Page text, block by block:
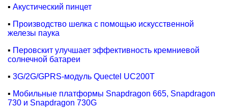
▪ Акустический пинцет
▪ Производство шелка с помощью искусственной
железы паука
▪ Перовскит улучшает эффективность кремниевой
солнечной батареи
▪ 3G/2G/GPRS-модуль Quectel UC200T
▪ Мобильные платформы Snapdragon 665, Snapdragon
730 и Snapdragon 730G